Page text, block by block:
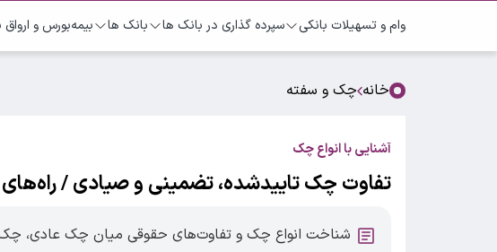
وام و تسهیلات بانکی سپرده گذاری در بانک ها بانک ها بیمهبورس و ارواق
خانه چک و سفته
آشنایی با انواع چک
تفاوت چک تاییدشده، تضمینی و صیادی /
شناخت انواع چک و تفاوت‌های حقوقی میان چک عادی،